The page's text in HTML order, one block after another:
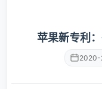
苹果新专利